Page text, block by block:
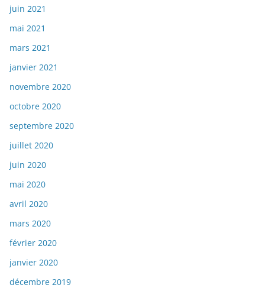
juin 2021
mai 2021
mars 2021
janvier 2021
novembre 2020
octobre 2020
septembre 2020
juillet 2020
juin 2020
mai 2020
avril 2020
mars 2020
février 2020
janvier 2020
décembre 2019